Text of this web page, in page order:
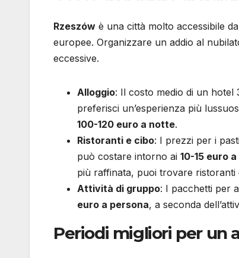
Rzeszów è una città molto accessibile
europee. Organizzare un addio al
eccessive.
Alloggio: Il costo medio di un hotel
preferisci un’esperienza più
100-120 euro a notte.
Ristoranti e cibo: I prezzi per i
può costare intorno ai 10-15 euro
più raffinata, puoi trovare ristoranti
Attività di gruppo: I pacchetti per
euro a persona, a seconda
Periodi migliori per un